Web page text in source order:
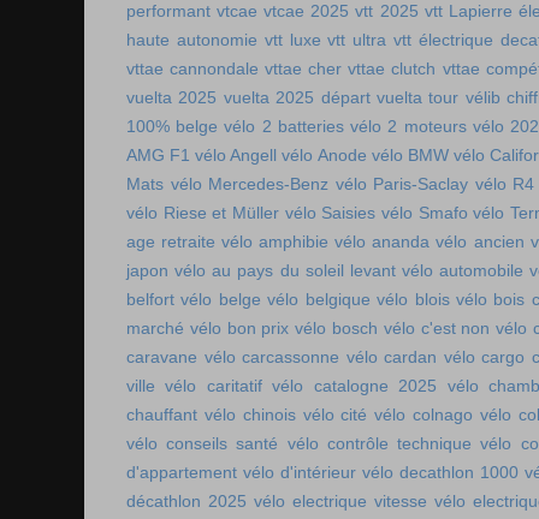
performant vtcae vtcae 2025 vtt 2025 vtt Lapierre
haute autonomie vtt luxe vtt ultra vtt électrique
vttae cannondale vttae cher vttae clutch vttae
vuelta 2025 vuelta 2025 départ vuelta tour vélib
100% belge vélo 2 batteries vélo 2 moteurs vélo
AMG F1 vélo Angell vélo Anode vélo BMW vélo
Mats vélo Mercedes-Benz vélo Paris-Saclay vélo R4
vélo Riese et Müller vélo Saisies vélo Smafo vélo
age retraite vélo amphibie vélo ananda vélo ancien
japon vélo au pays du soleil levant vélo automobile
belfort vélo belge vélo belgique vélo blois vélo bois
marché vélo bon prix vélo bosch vélo c'est non vélo
caravane vélo carcassonne vélo cardan vélo cargo
ville vélo caritatif vélo catalogne 2025
vélo
chauffant vélo chinois vélo cité vélo colnago vélo
vélo conseils santé vélo contrôle technique vélo
d'appartement vélo d'intérieur vélo decathlon 1000
décathlon 2025 vélo electrique vitesse vélo